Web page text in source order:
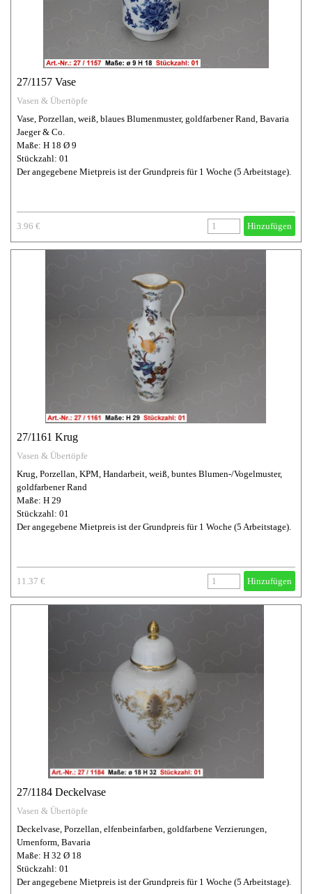
27/1157 Vase
Vasen & Übertöpfe
Vase, Porzellan, weiß, blaues Blumenmuster, goldfarbener Rand, Bavaria
Jaeger & Co.
Maße: H 18 Ø 9
Stückzahl: 01
Der angegebene Mietpreis ist der Grundpreis für 1 Woche (5 Arbeitstage).
3.96 € Hinzufügen
27/1161 Krug
Vasen & Übertöpfe
Krug, Porzellan, KPM, Handarbeit, weiß, buntes Blumen-/Vogelmuster,
goldfarbener Rand
Maße: H 29
Stückzahl: 01
Der angegebene Mietpreis ist der Grundpreis für 1 Woche (5 Arbeitstage).
11.37 € Hinzufügen
27/1184 Deckelvase
Vasen & Übertöpfe
Deckelvase, Porzellan, elfenbeinfarben, goldfarbene Verzierungen,
Urnenform, Bavaria
Maße: H 32 Ø 18
Stückzahl: 01
Der angegebene Mietpreis ist der Grundpreis für 1 Woche (5 Arbeitstage).